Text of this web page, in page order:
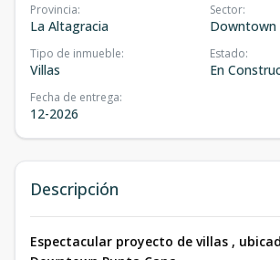
Provincia:
La Altagracia
Sector:
Downtown
Tipo de inmueble:
Villas
Estado:
En
Fecha de entrega:
12-2026
Descripción
Espectacular proyecto de villas ,